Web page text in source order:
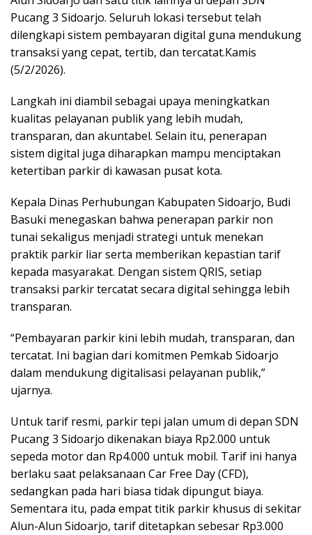
Pucang 3 Sidoarjo. Seluruh lokasi tersebut telah
dilengkapi sistem pembayaran digital guna mendukung
transaksi yang cepat, tertib, dan tercatat.Kamis
(5/2/2026).
Langkah ini diambil sebagai upaya meningkatkan
kualitas pelayanan publik yang lebih mudah,
transparan, dan akuntabel. Selain itu, penerapan
sistem digital juga diharapkan mampu menciptakan
ketertiban parkir di kawasan pusat kota.
Kepala Dinas Perhubungan Kabupaten Sidoarjo, Budi
Basuki menegaskan bahwa penerapan parkir non
tunai sekaligus menjadi strategi untuk menekan
praktik parkir liar serta memberikan kepastian tarif
kepada masyarakat. Dengan sistem QRIS, setiap
transaksi parkir tercatat secara digital sehingga lebih
transparan.
“Pembayaran parkir kini lebih mudah, transparan, dan
tercatat. Ini bagian dari komitmen Pemkab Sidoarjo
dalam mendukung digitalisasi pelayanan publik,”
ujarnya.
Untuk tarif resmi, parkir tepi jalan umum di depan SDN
Pucang 3 Sidoarjo dikenakan biaya Rp2.000 untuk
sepeda motor dan Rp4.000 untuk mobil. Tarif ini hanya
berlaku saat pelaksanaan Car Free Day (CFD),
sedangkan pada hari biasa tidak dipungut biaya.
Sementara itu, pada empat titik parkir khusus di sekitar
Alun-Alun Sidoarjo, tarif ditetapkan sebesar Rp3.000